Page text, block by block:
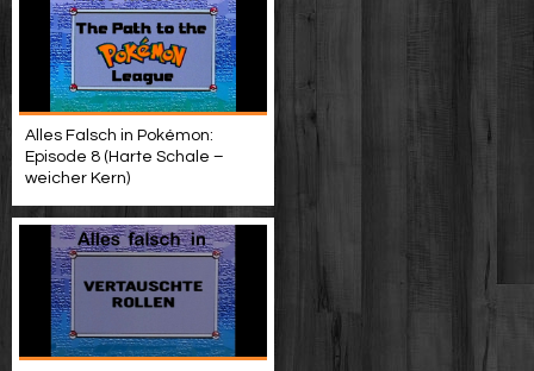
Alles Falsch in Pokémon:
Episode 8 (Harte Schale –
weicher Kern)